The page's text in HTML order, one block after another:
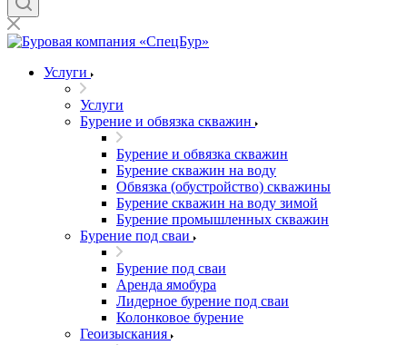
Услуги
Услуги
Бурение и обвязка скважин
Бурение и обвязка скважин
Бурение скважин на воду
Обвязка (обустройство) скважины
Бурение скважин на воду зимой
Бурение промышленных скважин
Бурение под сваи
Бурение под сваи
Аренда ямобура
Лидерное бурение под сваи
Колонковое бурение
Геоизыскания